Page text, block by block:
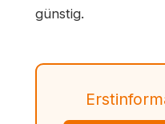
günstig.